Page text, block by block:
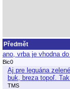
Předmět
ano, vrba je vhodna
Bic0
Aj pre leguána
buk, breza topoľ.
TMS